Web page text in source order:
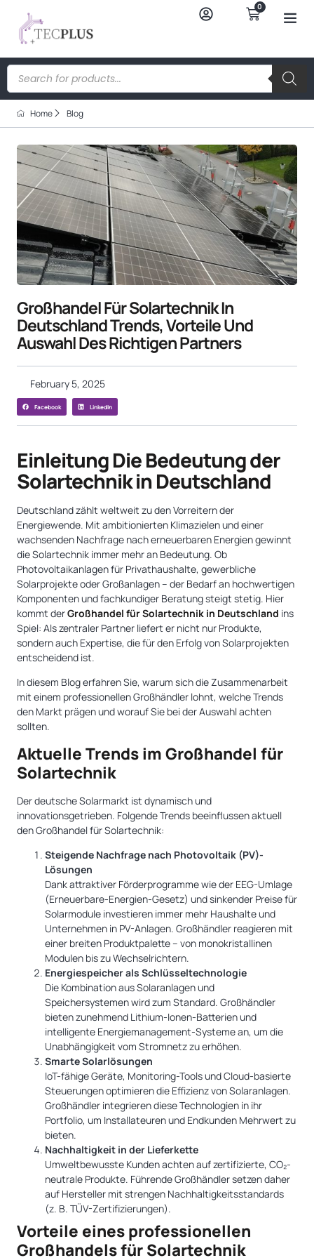
0
Home Blog
Großhandel Für Solartechnik In
Deutschland Trends, Vorteile Und
Auswahl Des Richtigen Partners
February 5, 2025
Facebook LinkedIn
Einleitung Die Bedeutung der
Solartechnik in Deutschland
Deutschland zählt weltweit zu den Vorreitern der
Energiewende. Mit ambitionierten Klimazielen und einer
wachsenden Nachfrage nach erneuerbaren Energien gewinnt
die Solartechnik immer mehr an Bedeutung. Ob
Photovoltaikanlagen für Privathaushalte, gewerbliche
Solarprojekte oder Großanlagen – der Bedarf an hochwertigen
Komponenten und fachkundiger Beratung steigt stetig. Hier
kommt derGroßhandel für Solartechnik in Deutschland ins
Spiel: Als zentraler Partner liefert er nicht nur Produkte,
sondern auch Expertise, die für den Erfolg von Solarprojekten
entscheidend ist.
In diesem Blog erfahren Sie, warum sich die Zusammenarbeit
mit einem professionellen Großhändler lohnt, welche Trends
den Markt prägen und worauf Sie bei der Auswahl achten
sollten.
Aktuelle Trends im Großhandel für
Solartechnik
Der deutsche Solarmarkt ist dynamisch und
innovationsgetrieben. Folgende Trends beeinflussen aktuell
den Großhandel für Solartechnik:
Steigende Nachfrage nach Photovoltaik (PV)-
Lösungen
Dank attraktiver Förderprogramme wie der EEG-Umlage
(Erneuerbare-Energien-Gesetz) und sinkender Preise für
Solarmodule investieren immer mehr Haushalte und
Unternehmen in PV-Anlagen. Großhändler reagieren mit
einer breiten Produktpalette – von monokristallinen
Modulen bis zu Wechselrichtern.
Energiespeicher als Schlüsseltechnologie
Die Kombination aus Solaranlagen und
Speichersystemen wird zum Standard. Großhändler
bieten zunehmend Lithium-Ionen-Batterien und
intelligente Energiemanagement-Systeme an, um die
Unabhängigkeit vom Stromnetz zu erhöhen.
Smarte Solarlösungen
IoT-fähige Geräte, Monitoring-Tools und Cloud-basierte
Steuerungen optimieren die Effizienz von Solaranlagen.
Großhändler integrieren diese Technologien in ihr
Portfolio, um Installateuren und Endkunden Mehrwert zu
bieten.
Nachhaltigkeit in der Lieferkette
Umweltbewusste Kunden achten auf zertifizierte, CO₂-
neutrale Produkte. Führende Großhändler setzen daher
auf Hersteller mit strengen Nachhaltigkeitsstandards
(z. B. TÜV-Zertifizierungen).
Vorteile eines professionellen
Großhandels für Solartechnik